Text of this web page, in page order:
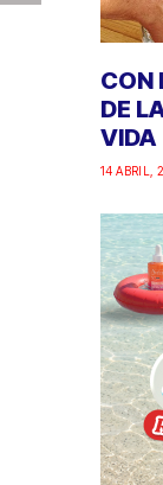
CON
DE
VIDA
14 ABRIL,